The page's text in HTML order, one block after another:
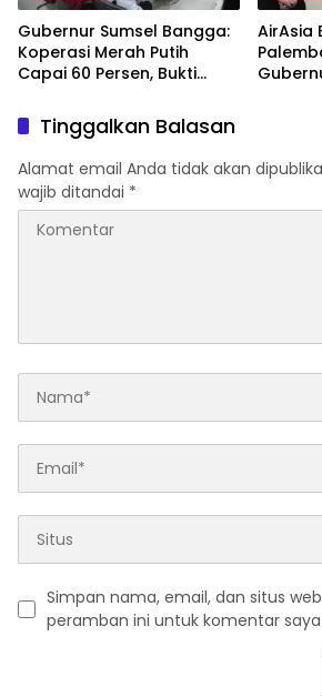
Gubernur Sumsel Bangga:
Koperasi Merah Putih
Capai 60 Persen, Bukti
AirAsia
Tinggalkan Balasan
Alamat email Anda tidak akan
wajib ditandai *
Simpan nama, email, dan situs
peramban ini untuk komentar